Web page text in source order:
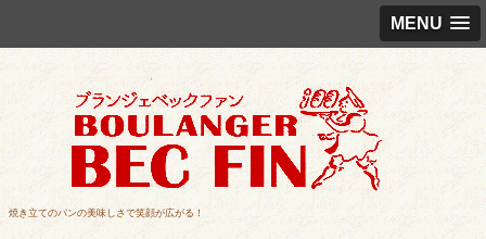
MENU
焼き立てのパンの美味しさで笑顔が広がる！